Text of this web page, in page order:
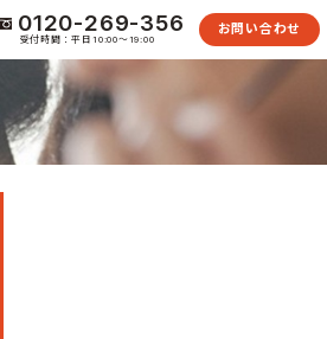
0120-269-356
受付時間：平日10:00〜19:00
お問い合わせ